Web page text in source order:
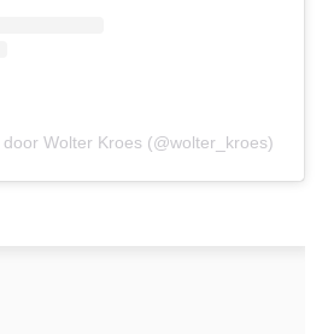
Wolter Kroes (@wolter_kroes)